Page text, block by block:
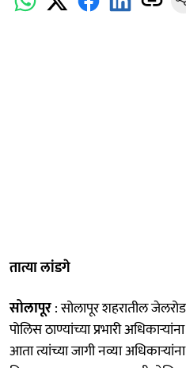
तात्या लांडगे
सोलापूर: सोलापूर शहरातील
पोलिस ठाण्यांच्या प्रभारी
आता त्यांच्या जागी नव्या